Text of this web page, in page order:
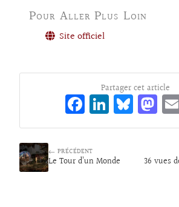
Pour Aller Plus Loin
Site officiel
Partager cet article
Fa
ce
bo
o
Li
n
dI
Bl
ue
y
M
as
d
← PRÉCÉDENT
Le Tour d’un Monde 36 vues